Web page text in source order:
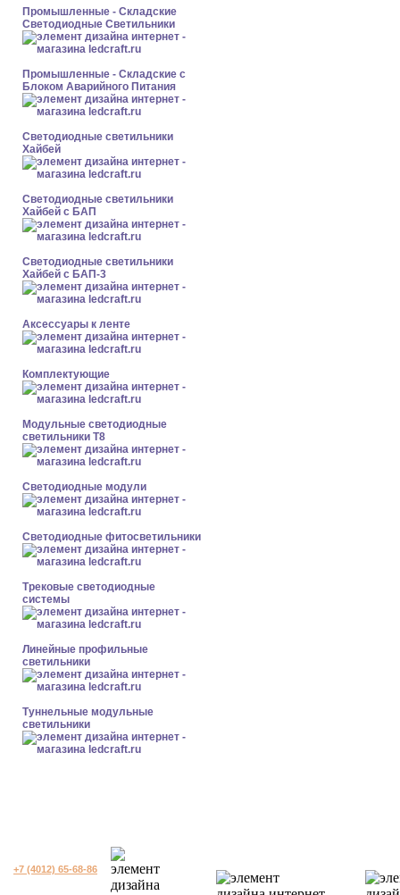
Промышленные - Складские
Светодиодные Светильники
Промышленные - Складские с
Блоком Аварийного Питания
Светодиодные светильники
Хайбей
Светодиодные светильники
Хайбей с БАП
Светодиодные светильники
Хайбей с БАП-3
Аксессуары к ленте
Комплектующие
Модульные светодиодные
светильники Т8
Светодиодные модули
Светодиодные фитосветильники
Трековые светодиодные
системы
Линейные профильные
светильники
Туннельные модульные
светильники
+7 (4012) 65-68-86